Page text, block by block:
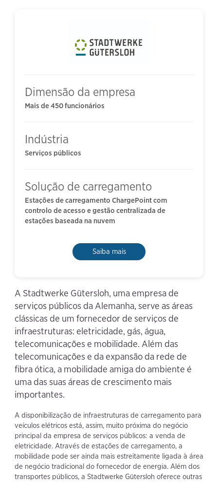
Dimensão da empresa
Mais de 450 funcionários
Indústria
Serviços públicos
Solução de carregamento
Estações de carregamento ChargePoint com
controlo de acesso e gestão centralizada de
estações baseada na nuvem
Saiba mais
A Stadtwerke Gütersloh, uma empresa de
serviços públicos da Alemanha, serve as áreas
clássicas de um fornecedor de serviços de
infraestruturas: eletricidade, gás, água,
telecomunicações e mobilidade. Além das
telecomunicações e da expansão da rede de
fibra ótica, a mobilidade amiga do ambiente é
uma das suas áreas de crescimento mais
importantes.
A disponibilização de infraestruturas de carregamento para
veículos elétricos está, assim, muito próxima do negócio
principal da empresa de serviços públicos: a venda de
eletricidade. Através de estações de carregamento, a
mobilidade pode ser ainda mais estreitamente ligada à área
de negócio tradicional do fornecedor de energia. Além dos
transportes públicos, a Stadtwerke Gütersloh oferece outras